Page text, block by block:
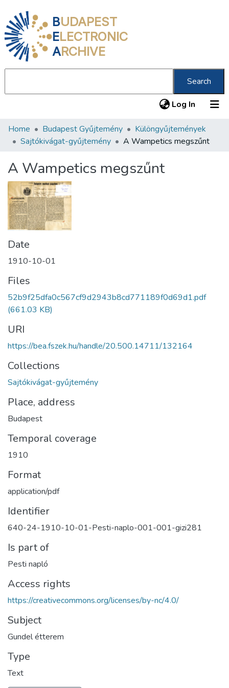
BUDAPEST
ELECTRONIC
ARCHIVE
Search
Log In (current)
Communities & Collections
Statistics
About us
Home Budapest Gyűjtemény
Különgyűjtemények
Sajtókivágat-gyűjtemény
A Wampetics megszűnt
A Wampetics megszűnt
Date
1910-10-01
Files
52b9f25dfa0c567cf9d2943b8cd771189f0d69d1.pdf
(661.03 KB)
URI
https://bea.fszek.hu/handle/20.500.14711/132164
Collections
Sajtókivágat-gyűjtemény
Place, address
Budapest
Temporal coverage
1910
Format
application/pdf
Identifier
640-24-1910-10-01-Pesti-naplo-001-001-gizi281
Is part of
Pesti napló
Access rights
https://creativecommons.org/licenses/by-nc/4.0/
Subject
Gundel étterem
Type
Text